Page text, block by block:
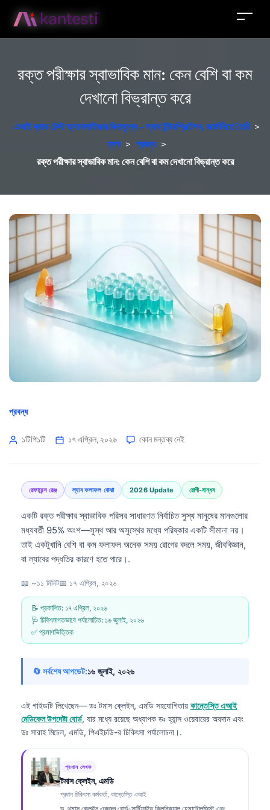
রক্ত পরীক্ষার স্বাভাবিক মান: কেন বেশি বা কম
দেখানো বিভ্রান্ত করে
এআই ব্লাড টেস্ট অ্যানালাইজার বিনামূল্যে - ল্যাব ইন্টারপ্রিটেশন, জার্মানিতে তৈরি >
ব্লগ > প্রবন্ধ >
রক্ত পরীক্ষার স্বাভাবিক মান: কেন বেশি বা কম দেখানো বিভ্রান্ত করে
প্রবন্ধ
১টিপি১টি ১৭ এপ্রিল, ২০২৬ কোন মন্তব্য নেই
রেফারেন্স রেঞ্জ ল্যাব ফলাফল বোঝা 2026 Update রোগী-বান্ধব
একটি রক্ত পরীক্ষার স্বাভাবিক পরিসর সাধারণত নির্বাচিত সুস্থ মানুষের মানগুলোর
মধ্যবর্তী 95% অংশ—সুস্থ আর অসুস্থের মধ্যে পরিষ্কার একটি সীমানা নয়।
তাই একটুখানি বেশি বা কম ফলাফল অনেক সময় রোগের বদলে সময়, জীববিজ্ঞান,
বা ল্যাবের পদ্ধতির কারণে হতে পারে।.
📖 ~১১ মিনিট📅 ১৭ এপ্রিল, ২০২৬
📝 প্রকাশিত: ১৭ এপ্রিল, ২০২৬
🩺 চিকিৎসাগতভাবে পর্যালোচিত: ১৬ জুলাই, ২০২৬
✅ প্রমাণভিত্তিক
🔄 সর্বশেষ আপডেট:১৬ জুলাই, ২০২৬
এই গাইডটি লিখেছেন— ডঃ টমাস ক্লেইন, এমডি সহযোগিতায় কান্তেস্তি এআই
মেডিকেল উপদেষ্টা বোর্ড, যার মধ্যে রয়েছে অধ্যাপক ডঃ হ্যান্স ওয়েবারের অবদান এবং
ডঃ সারাহ মিচেল, এমডি, পিএইচডি-র চিকিৎসা পর্যালোচনা।.
প্রধান লেখক
টমাস ক্লেইন, এমডি
প্রধান চিকিৎসা কর্মকর্তা, কান্তেস্তি এআই